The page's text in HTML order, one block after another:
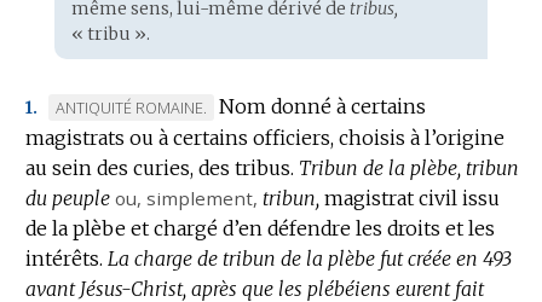
:même sens, lui-même dérivé de tribus,
« tribu ».
1.
MARQUE
DE
DOMAINE
:
ANTIQUITÉ ROMAINE.
Nom donné à certains
magistrats ou à certains officiers, choisis à l’origine
au sein des curies, des tribus. Tribun de la plèbe, tribun
du peuple ou, simplement, tribun, magistrat civil issu
de la plèbe et chargé d’en défendre les droits et les
intérêts. La charge de tribun de la plèbe fut créée en 493
avant Jésus-Christ, après que les plébéiens eurent fait